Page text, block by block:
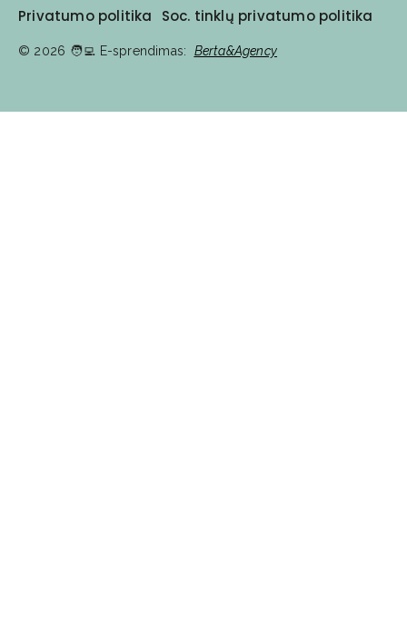
Privatumo politika Soc. tinklų privatumo politika
© 2026 🧑‍💻️ E-sprendimas: Berta&Agency